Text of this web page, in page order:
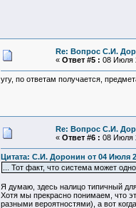
Re: Вопрос С.И.
« Ответ #5 : 08 Июля
угу, по ответам получается,
Re: Вопрос С.И.
« Ответ #6 : 08 Июля
Цитата: С.И. Доронин от 04 Июля
... Тот факт, что система может
Я думаю, здесь налицо типичный
Хотя мы прекрасно понимаем, что
разными вероятностями), а вот